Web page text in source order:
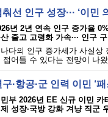
춰선 인구 성장··· ‘이민
년 2년 연속 인구 증가율
줄고 고령화 가속··· 인구
다의 인구 증가세가 사실상
접어들 수 있다는 전망이 나
구·항공·군 인력 이민 ‘
부 2026년 EE 신규 이민 카
성장·국방 강화 겨냥 직군